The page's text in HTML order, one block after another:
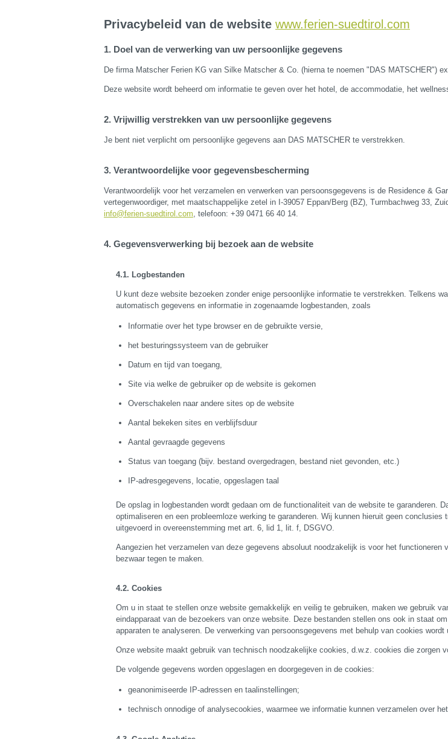
Privacybeleid van de website www.ferien-suedtirol.com
Doel van de verwerking van uw persoonlijke gegevens
De firma Matscher Ferien KG van Silke Matscher & Co. (hierna te noemen "DAS MATSCHER")
Deze website wordt beheerd om informatie te geven over het hotel, de accommodatie, het
Vrijwillig verstrekken van uw persoonlijke gegevens
Je bent niet verplicht om persoonlijke gegevens aan DAS MATSCHER te verstrekken.
Verantwoordelijke voor gegevensbescherming
Verantwoordelijk voor het verzamelen en verwerken van persoonsgegevens is de Residence &
vertegenwoordiger, met maatschappelijke zetel in I-39057 Eppan/Berg (BZ), Turmbachweg 33,
info@ferien-suedtirol.com, telefoon: +39 0471 66 40 14.
Gegevensverwerking bij bezoek aan de website
Logbestanden
U kunt deze website bezoeken zonder enige persoonlijke informatie te verstrekken. Telkens
automatisch gegevens en informatie in zogenaamde logbestanden, zoals
Informatie over het type browser en de gebruikte versie,
het besturingssysteem van de gebruiker
Datum en tijd van toegang,
Site via welke de gebruiker op de website is gekomen
Overschakelen naar andere sites op de website
Aantal bekeken sites en verblijfsduur
Aantal gevraagde gegevens
Status van toegang (bijv. bestand overgedragen, bestand niet gevonden, etc.)
IP-adresgegevens, locatie, opgeslagen taal
De opslag in logbestanden wordt gedaan om de functionaliteit van de website te garanderen.
optimaliseren en een probleemloze werking te garanderen. Wij kunnen hieruit geen
uitgevoerd in overeenstemming met art. 6, lid 1, lit. f, DSGVO.
Aangezien het verzamelen van deze gegevens absoluut noodzakelijk is voor het
bezwaar tegen te maken.
Cookies
Om u in staat te stellen onze website gemakkelijk en veilig te gebruiken, maken we gebruik
eindapparaat van de bezoekers van onze website. Deze bestanden stellen ons ook in staat
apparaten te analyseren. De verwerking van persoonsgegevens met behulp van cookies
Onze website maakt gebruik van technisch noodzakelijke cookies, d.w.z. cookies die zorgen
De volgende gegevens worden opgeslagen en doorgegeven in de cookies:
geanonimiseerde IP-adressen en taalinstellingen;
technisch onnodige of analysecookies, waarmee we informatie kunnen verzamelen over